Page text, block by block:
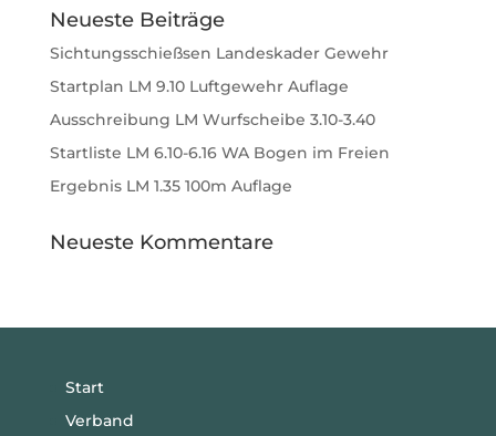
Neueste Beiträge
Sichtungsschießsen Landeskader Gewehr
Startplan LM 9.10 Luftgewehr Auflage
Ausschreibung LM Wurfscheibe 3.10-3.40
Startliste LM 6.10-6.16 WA Bogen im Freien
Ergebnis LM 1.35 100m Auflage
Neueste Kommentare
Start
Verband